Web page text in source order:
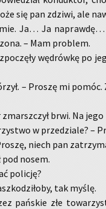
się pan zdzi­wi, ale
Ja… Ja
– Mam pro­blem.
wę­drów­kę po
– Pro­szę mi
brwi. Na
w prze­dzia­le? –
niech pan
nosem.
po­li­cję?
tak myślę.
pań­skie złe